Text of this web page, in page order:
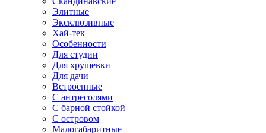
Элитные
Эксклюзивные
Хай-тек
Особенности
Для студии
Для хрущевки
Для дачи
Встроенные
С антресолями
С барной стойкой
С островом
Малогабаритные